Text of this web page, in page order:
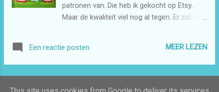
patronen van. Die heb ik gekocht op Etsy.
Maar de kwaliteit viel nog al tegen. Er zat nl
dat je gekochte patronen kunt aanpassen
met Embird. Maar dankzij een vriendelijke
dame op Facebook weet ik ook weer hoe dat
moet. Maar ik vindt het wel erg dat zulke
Een reactie posten MEER LEZEN